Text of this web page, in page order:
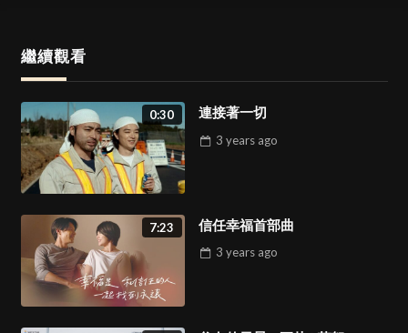
繼續觀看
0:30 連接著一切
3 years ago
7:23 信任幸福首部曲
3 years ago